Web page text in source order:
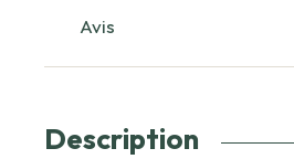
Avis
Description